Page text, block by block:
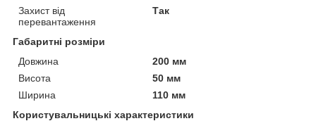
Захист від
перевантаження
Так
Габаритні розміри
Довжина
200 мм
Висота
50 мм
Ширина
110 мм
Користувальницькі характеристики